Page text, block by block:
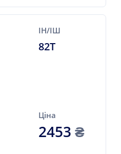
ІН/ІШ
82T
Ціна
2453₴